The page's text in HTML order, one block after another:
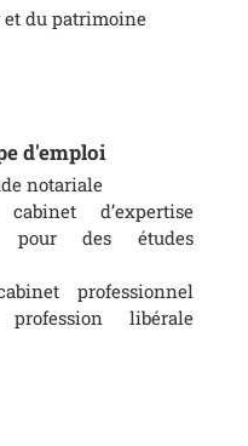
du patrimoine
d'emploi
notariale
d’expertise
pour des études
professionnel
libérale